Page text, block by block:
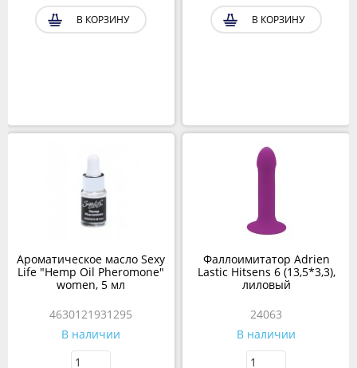
В КОРЗИНУ
Ароматическое масло Sexy
Life "Hemp Oil Pheromone"
women, 5 мл
4630121931295
В наличии
В КОРЗИНУ
Фаллоимитатор Adrien
Lastic Hitsens 6 (13,5*3,3),
лиловый
24063
В наличии